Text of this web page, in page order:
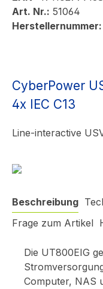
Art. Nr.: 51064
Herstellernummer:
CyberPower
4x IEC C13
Line-interactive
Beschreibung
Frage zum Artikel
Die UT800EIG
Computer, NAS